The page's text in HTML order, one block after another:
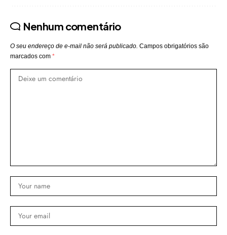
Nenhum comentário
O seu endereço de e-mail não será publicado. Campos obrigatórios são
marcados com *